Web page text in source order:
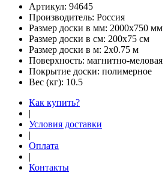
Артикул: 94645
Производитель: Россия
Размер доски в мм: 2000х750 мм
Размер доски в см: 200х75 см
Размер доски в м: 2х0.75 м
Поверхность: магнитно-меловая
Покрытие доски: полимерное
Вес (кг): 10.5
Как купить?
|
Условия доставки
|
Оплата
|
Контакты